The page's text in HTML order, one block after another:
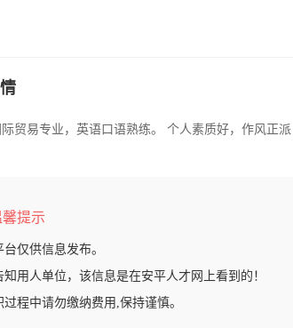
贸易专业，英语口语熟练。 个人素质好，作风正
馨提示
台仅供信息发布。
知用人单位，该信息是在安平人才网上看到的！
过程中请勿缴纳费用,保持谨慎。